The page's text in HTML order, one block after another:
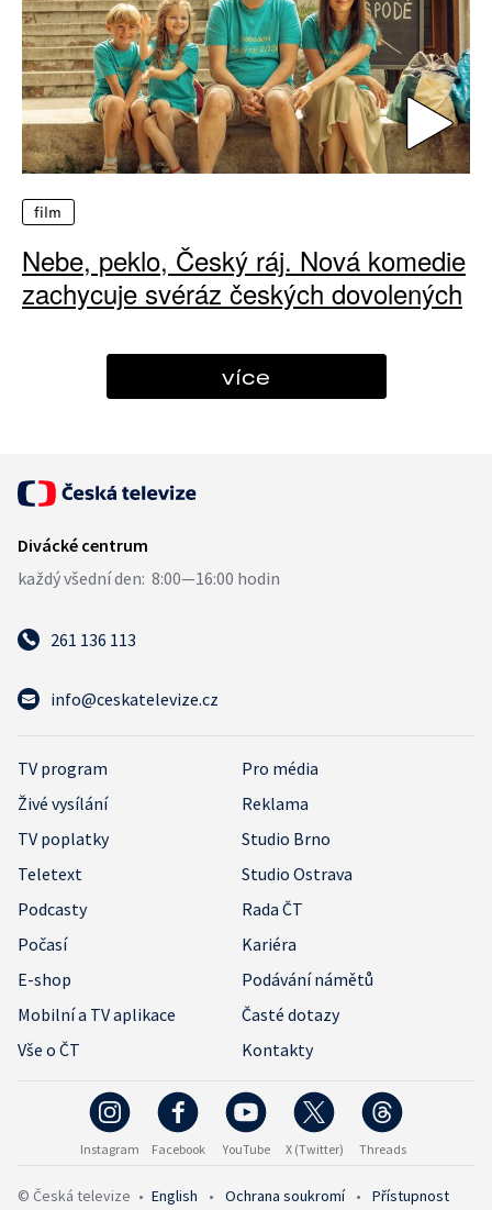
film
Nebe, peklo, Český ráj. Nová komedie
zachycuje svéráz českých dovolených
více
261 136 113
info@ceskatelevize.cz
TV program
Pro média
Živé vysílání
Reklama
TV poplatky
Studio Brno
Teletext
Studio Ostrava
Podcasty
Rada ČT
Počasí
Kariéra
E-shop
Podávání námětů
Mobilní a TV aplikace
Časté dotazy
Vše o ČT
Kontakty
Instagram Facebook YouTube X (Twitter) Threads
© Česká televize • English • Ochrana soukromí • Přístupnost